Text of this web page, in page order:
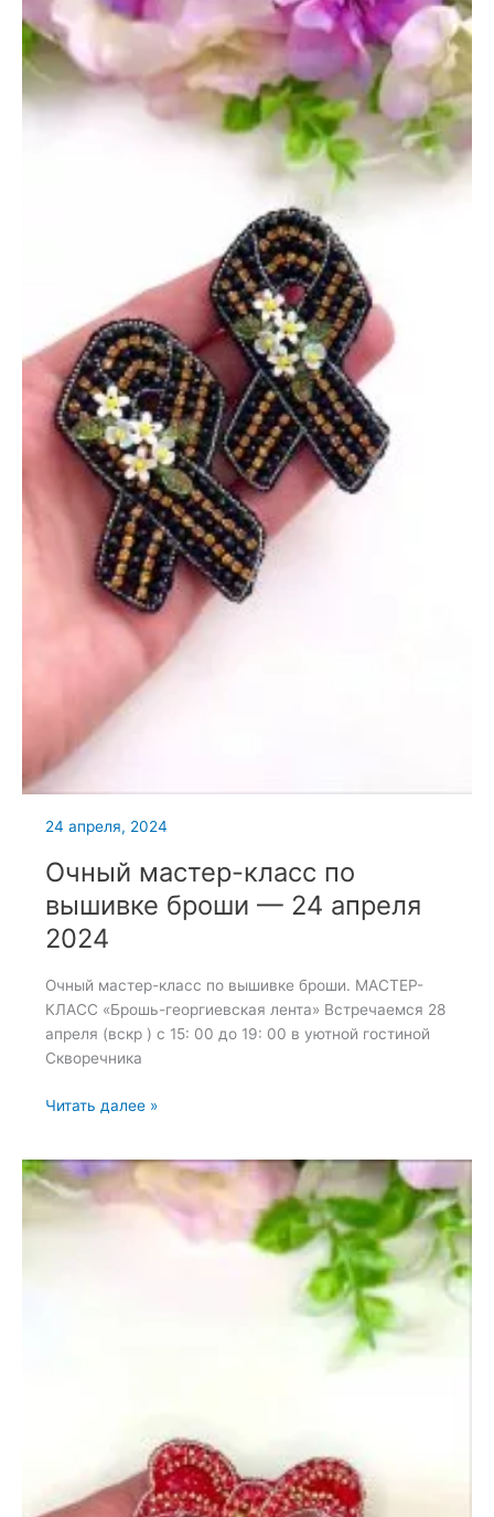
24 апреля, 2024
Очный мастер-класс по
вышивке броши — 24 апреля
2024
Очный мастер-класс по вышивке броши. МАСТЕР-
КЛАСС «Брошь-георгиевская лента» Встречаемся 28
апреля (вскр ) с 15: 00 до 19: 00 в уютной гостиной
Скворечника
Очный
по
вышивке
броши
Читать далее »